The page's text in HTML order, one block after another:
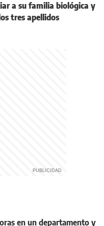
a su familia biológica y
tres apellidos
en un departamento y